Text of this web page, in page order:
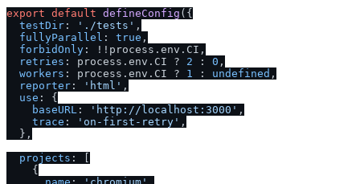
export default defineConfig ({
testDir : '. /tests' ,
fullyParallel : true ,
forbidOnly : !!process. env . CI ,
retries : process. env . CI ? 2 : 0 ,
workers : process. env . CI ? 1 : undefined ,
reporter : 'html' ,
use : {
baseURL : 'http: // localhost:3000' ,
trace : 'on-first-retry' ,
  },
projects : [
    {